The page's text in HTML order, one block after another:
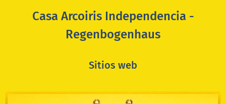
Casa Arcoiris Independencia -
Regenbogenhaus
Sitios web